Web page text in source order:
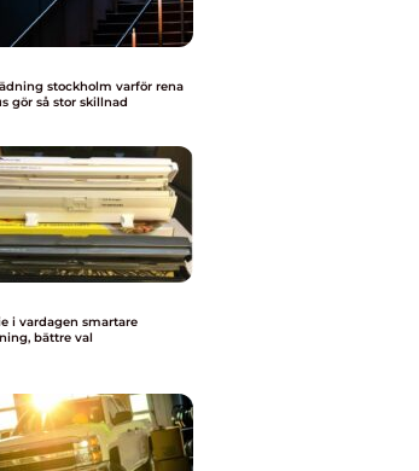
stockholm varför rena
gör så stor skillnad
smartare
bättre val